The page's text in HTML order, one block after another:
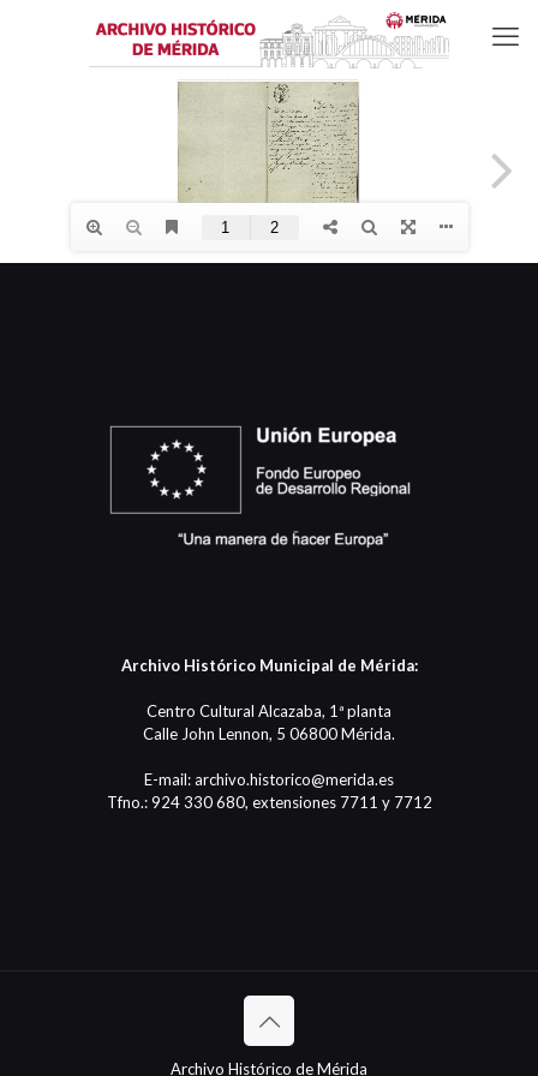
Archivo Histórico Municipal de Mérida:
Centro Cultural Alcazaba, 1ª planta
Calle John Lennon, 5 06800 Mérida.
E-mail: archivo.historico@merida.es
Tfno.: 924 330 680, extensiones 7711 y 7712
Archivo Histórico de Mérida